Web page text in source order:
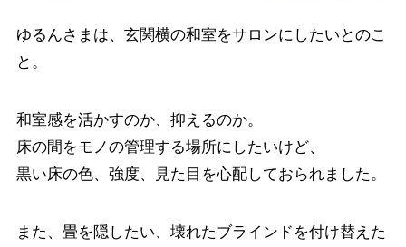
ゆるんさまは、玄関横の和室をサロンにしたいとのこ
と。
和室感を活かすのか、抑えるのか。
床の間をモノの管理する場所にしたいけど、
黒い床の色、強度、見た目を心配しておられました。
また、畳を隠したい、壊れたブラインドを付け替えた